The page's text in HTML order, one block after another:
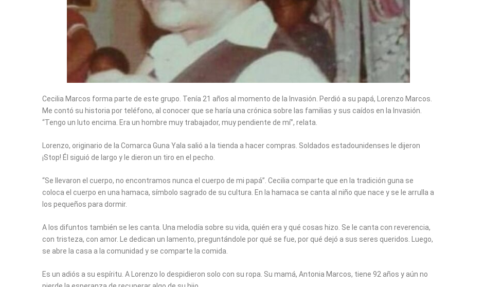
Cecilia Marcos forma parte de este grupo. Tenía 21 años al momento de la Invasión. Perdió a su papá, Lorenzo Marcos.
Me contó su historia por teléfono, al conocer que se haría una crónica sobre las familias y sus caídos en la Invasión.
“Tengo un luto encima. Era un hombre muy trabajador, muy pendiente de mí”, relata.
Lorenzo, originario de la Comarca Guna Yala salió a la tienda a hacer compras. Soldados estadounidenses le dijeron
¡Stop! Él siguió de largo y le dieron un tiro en el pecho.
“Se llevaron el cuerpo, no encontramos nunca el cuerpo de mi papá”. Cecilia comparte que en la tradición guna se
coloca el cuerpo en una hamaca, símbolo sagrado de su cultura. En la hamaca se canta al niño que nace y se le arrulla a
los pequeños para dormir.
A los difuntos también se les canta. Una melodía sobre su vida, quién era y qué cosas hizo. Se le canta con reverencia,
con tristeza, con amor. Le dedican un lamento, preguntándole por qué se fue, por qué dejó a sus seres queridos. Luego,
se abre la casa a la comunidad y se comparte la comida.
Es un adiós a su espíritu. A Lorenzo lo despidieron solo con su ropa. Su mamá, Antonia Marcos, tiene 92 años y aún no